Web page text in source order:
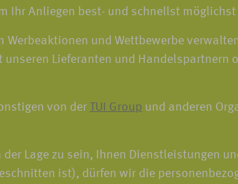
Ihr Anliegen best- und schnellst
und Wettbewerbe
Lieferanten und Handelspartnern
von der TUI Group und anderen
Lage zu sein, Ihnen Dienstleistungen
ist), dürfen wir die